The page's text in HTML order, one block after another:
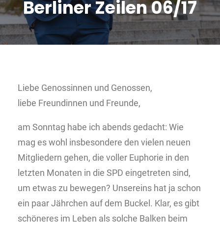
Berliner Zeilen 06/17
Liebe Genossinnen und Genossen,
liebe Freundinnen und Freunde,
am Sonntag habe ich abends gedacht: Wie
mag es wohl insbesondere den vielen neuen
Mitgliedern gehen, die voller Euphorie in den
letzten Monaten in die SPD eingetreten sind,
um etwas zu bewegen? Unsereins hat ja schon
ein paar Jährchen auf dem Buckel. Klar, es gibt
schöneres im Leben als solche Balken beim